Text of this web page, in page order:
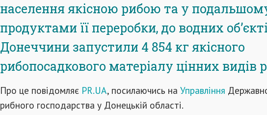
населення якісною рибою та у
продуктами її переробки, до водних
Донеччини запустили 4 854 кг якісного
рибопосадкового матеріалу цінних видів
Про це повідомляє PR.UA, посилаючись на Управління
рибного господарства у Донецькій області.